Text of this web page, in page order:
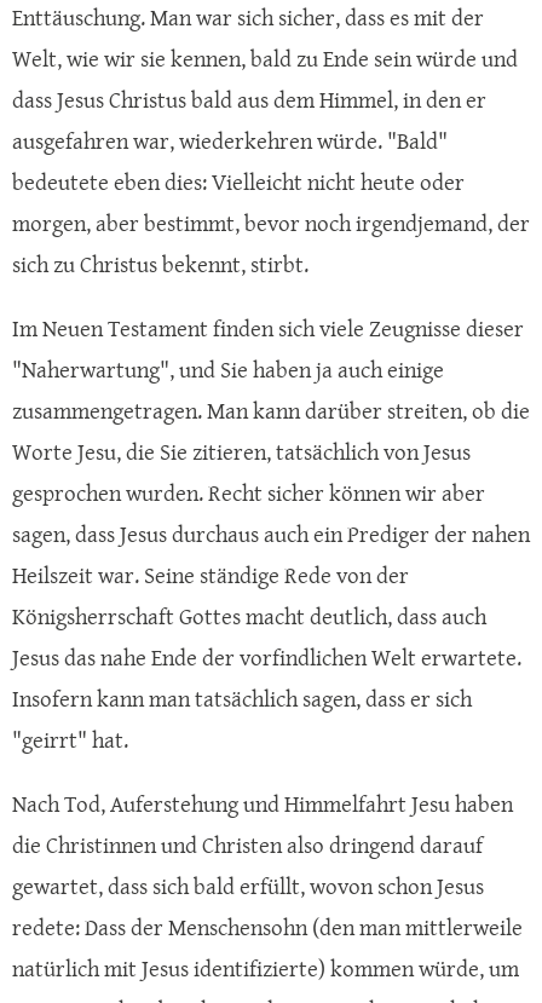
Enttäuschung. Man war sich sicher, dass es mit der
Welt, wie wir sie kennen, bald zu Ende sein würde und
dass Jesus Christus bald aus dem Himmel, in den er
ausgefahren war, wiederkehren würde. "Bald"
bedeutete eben dies: Vielleicht nicht heute oder
morgen, aber bestimmt, bevor noch irgendjemand, der
sich zu Christus bekennt, stirbt.
Im Neuen Testament finden sich viele Zeugnisse dieser
"Naherwartung", und Sie haben ja auch einige
zusammengetragen. Man kann darüber streiten, ob die
Worte Jesu, die Sie zitieren, tatsächlich von Jesus
gesprochen wurden. Recht sicher können wir aber
sagen, dass Jesus durchaus auch ein Prediger der nahen
Heilszeit war. Seine ständige Rede von der
Königsherrschaft Gottes macht deutlich, dass auch
Jesus das nahe Ende der vorfindlichen Welt erwartete.
Insofern kann man tatsächlich sagen, dass er sich
"geirrt" hat.
Nach Tod, Auferstehung und Himmelfahrt Jesu haben
die Christinnen und Christen also dringend darauf
gewartet, dass sich bald erfüllt, wovon schon Jesus
redete: Dass der Menschensohn (den man mittlerweile
natürlich mit Jesus identifizierte) kommen würde, um